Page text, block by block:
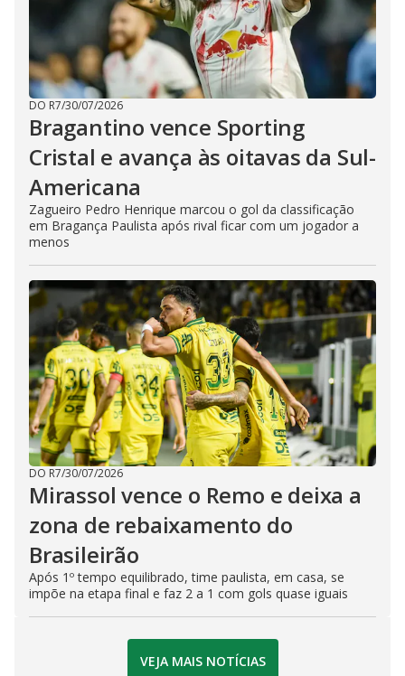
DO R7/30/07/2026
Bragantino vence Sporting
Cristal e avança às oitavas da Sul-
Americana
Zagueiro Pedro Henrique marcou o gol da classificação
em Bragança Paulista após rival ficar com um jogador a
menos
DO R7/30/07/2026
Mirassol vence o Remo e deixa a
zona de rebaixamento do
Brasileirão
Após 1º tempo equilibrado, time paulista, em casa, se
impõe na etapa final e faz 2 a 1 com gols quase iguais
VEJA MAIS NOTÍCIAS